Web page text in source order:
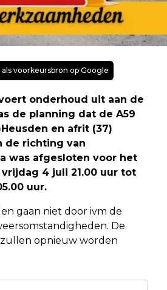
voorkeursbron op Google
onderhoud uit aan de
de planning dat de A59
en afrit (37)
de richting van
was afgesloten voor het
4 juli 21.00 uur tot
uur.
gaan niet door ivm de
De
opnieuw worden